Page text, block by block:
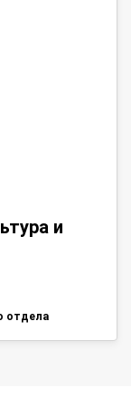
и
отдела